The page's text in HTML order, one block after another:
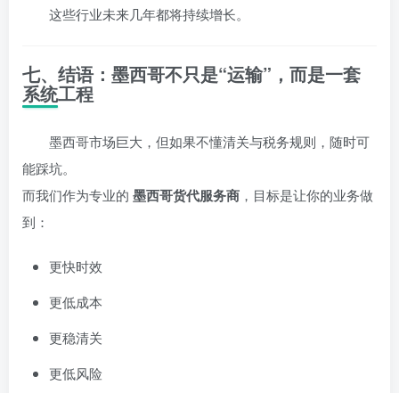
这些行业未来几年都将持续增长。
七、结语：墨西哥不只是“运输”，而是一套
系统工程
墨西哥市场巨大，但如果不懂清关与税务规则，随时可
能踩坑。
而我们作为专业的 墨西哥货代服务商 ，目标是让你的业务做
到：
更快时效
更低成本
更稳清关
更低风险